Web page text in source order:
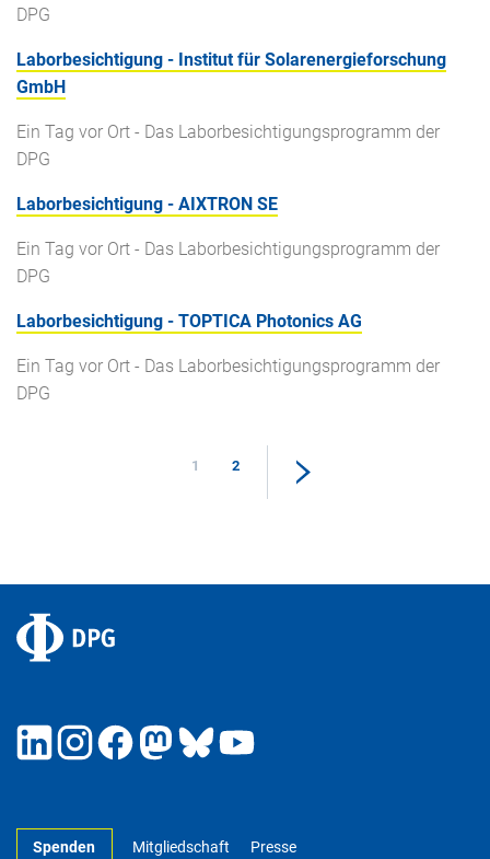
DPG
Laborbesichtigung - Institut für Solarenergieforschung
GmbH
Ein Tag vor Ort - Das Laborbesichtigungsprogramm der
DPG
Laborbesichtigung - AIXTRON SE
Ein Tag vor Ort - Das Laborbesichtigungsprogramm der
DPG
Laborbesichtigung - TOPTICA Photonics AG
Ein Tag vor Ort - Das Laborbesichtigungsprogramm der
DPG
1 2
Spenden Mitgliedschaft Presse